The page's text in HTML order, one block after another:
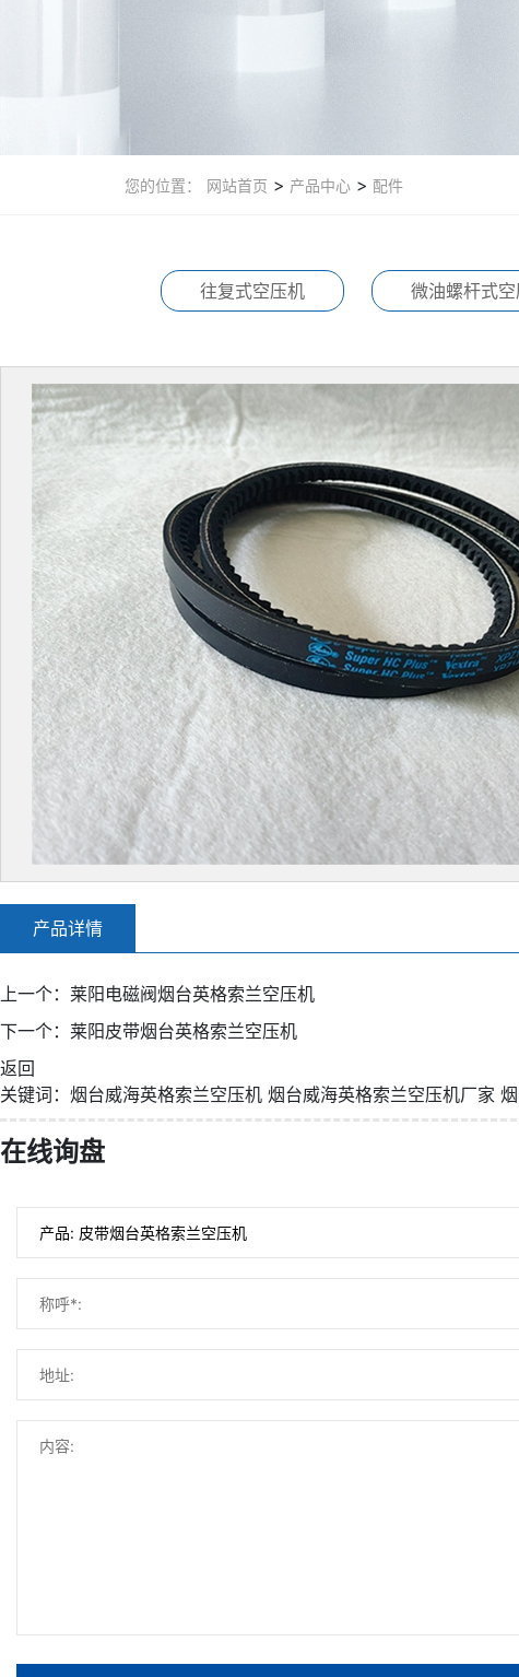
您的位置： 网站首页 > 产品中心 > 配件
往复式空压机 微油螺杆式
产品详情
上一个： 莱阳电磁阀烟台英格索兰空压机
下一个： 莱阳皮带烟台英格索兰空压机
返回
关键词： 烟台威海英格索兰空压机 烟台威海英格索兰空压机厂家
在线询盘